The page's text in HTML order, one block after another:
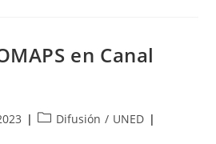
en Canal
Categoría
Difusión / UNED